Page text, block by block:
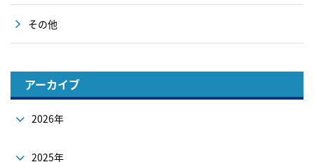
その他
アーカイブ
2026年
2025年